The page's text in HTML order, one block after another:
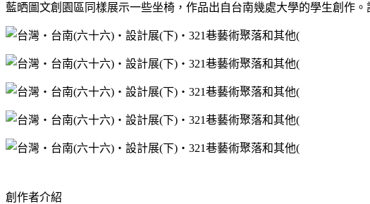
藍晒圖文創園區同樣展示一些坐椅，作品出自台南幾處大學的學生創作
創作者介紹